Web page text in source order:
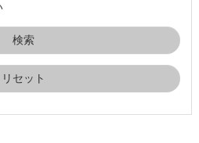
リセット